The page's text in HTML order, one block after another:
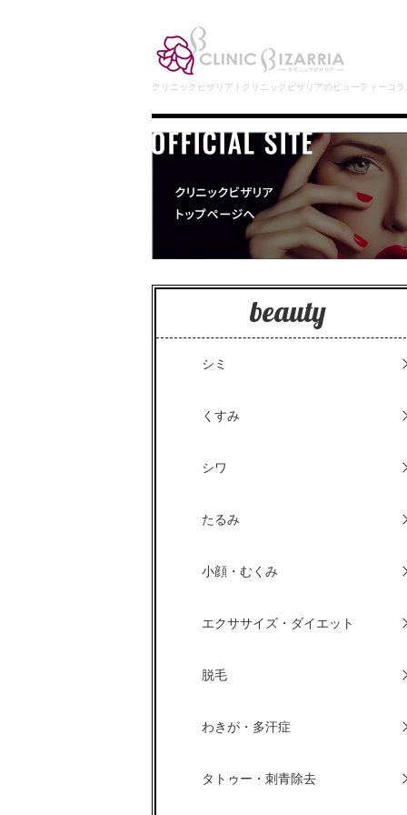
クリニックビザリア | クリニックビザリアのビューティーコラ
beauty
シミ
くすみ
シワ
たるみ
小顔・むくみ
エクササイズ・ダイエット
脱毛
わきが・多汗症
タトゥー・刺青除去